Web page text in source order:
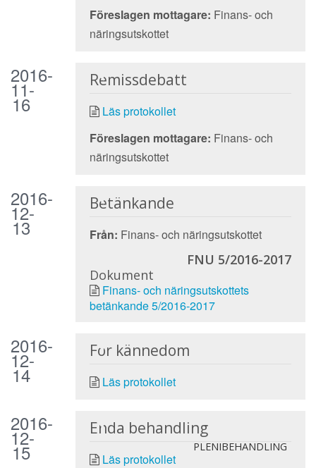
Föreslagen mottagare: Finans- och
näringsutskottet
2016-
11-
16
Remissdebatt
Läs protokollet
Föreslagen mottagare: Finans- och
näringsutskottet
2016-
12-
13
Betänkande
Från: Finans- och näringsutskottet
FNU 5/2016-2017
Dokument
Finans- och näringsutskottets
betänkande 5/2016-2017
2016-
12-
14
För kännedom
Läs protokollet
2016-
12-
15
Enda behandling
PLENIBEHANDLING
Läs protokollet